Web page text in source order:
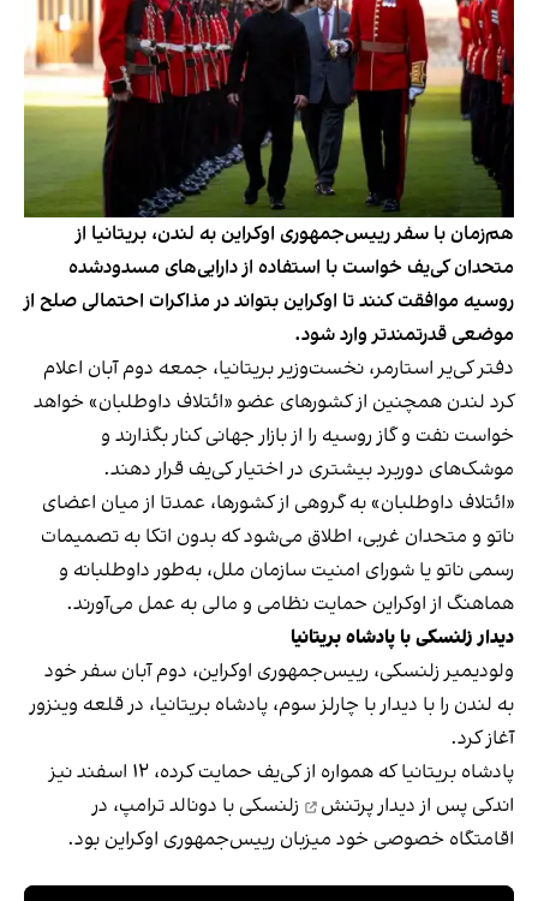
هم‌زمان با سفر رییس‌جمهوری اوکراین به لندن، بریتانیا از
متحدان کی‌یف خواست با استفاده از دارایی‌های مسدودشده
روسیه موافقت کنند تا اوکراین بتواند در مذاکرات احتمالی صلح از
موضعی قدرتمندتر وارد شود.
دفتر کی‌یر استارمر، نخست‌وزیر بریتانیا، جمعه دوم آبان اعلام
کرد لندن همچنین از کشورهای عضو «ائتلاف داوطلبان» خواهد
خواست نفت و گاز روسیه را از بازار جهانی کنار بگذارند و
موشک‌های دوربرد بیشتری در اختیار کی‌یف قرار دهند.
«ائتلاف داوطلبان» به گروهی از کشورها، عمدتا از میان اعضای
ناتو و متحدان غربی، اطلاق می‌شود که بدون اتکا به تصمیمات
رسمی ناتو یا شورای امنیت سازمان ملل، به‌طور داوطلبانه و
هماهنگ از اوکراین حمایت نظامی و مالی به ‌عمل می‌آورند.
دیدار زلنسکی با پادشاه بریتانیا
ولودیمیر زلنسکی، رییس‌جمهوری اوکراین، دوم آبان سفر خود
به لندن را با دیدار با چارلز سوم، پادشاه بریتانیا، در قلعه وینزور
آغاز کرد.
پادشاه بریتانیا که همواره از کی‌یف حمایت کرده، ۱۲ اسفند نیز
اندکی پس ازدیدار پرتنش
زلنسکی با دونالد ترامپ، در
اقامتگاه خصوصی خود میزبان رییس‌جمهوری اوکراین بود.